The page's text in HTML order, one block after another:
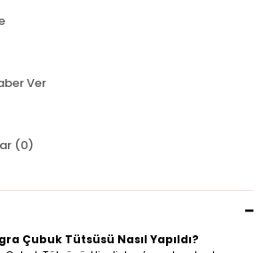
Ver
(0)
Çubuk Tütsüsü Nasıl Yapıldı?